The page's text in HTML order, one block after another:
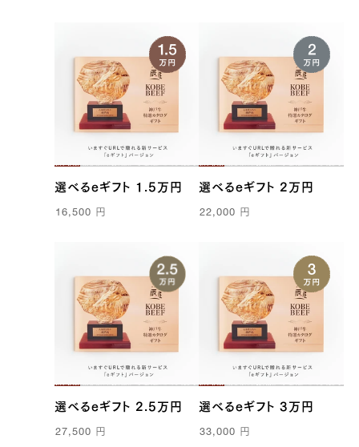
選べるeギフト 1.5万円
16,500 円
選べるeギフト 2万円
22,000 円
選べるeギフト 2.5万円
27,500 円
選べるeギフト 3万円
33,000 円